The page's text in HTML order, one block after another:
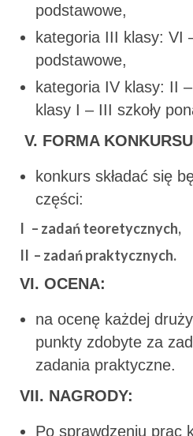
podstawowe,
kategoria III klasy: VI
podstawowe,
kategoria IV klasy: II
klasy I – III szkoły
V. FORMA
konkurs składać się
części:
I – zadań teoretycznych,
II – zadań praktycznych.
VI. OCENA:
na ocenę każdej
punkty zdobyte za
zadania praktyczne.
VII. NAGRODY:
Po sprawdzeniu prac